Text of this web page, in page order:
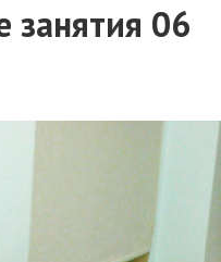
занятия 06